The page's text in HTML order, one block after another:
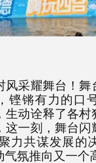
风采耀舞台！
铿锵有力的口
生动诠释了各
这一刻，舞台
力共谋发展的
氛推向又一个